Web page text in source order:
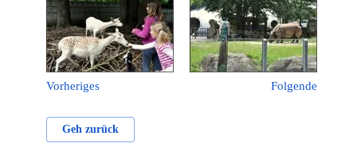
Vorheriges Folgende
Geh zurück